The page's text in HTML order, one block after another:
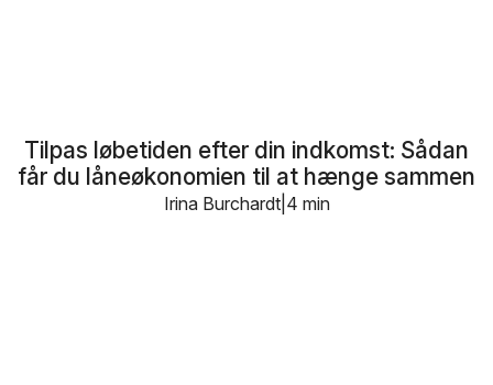
Tilpas løbetiden efter din indkomst: Sådan
får du låneøkonomien til at hænge sammen
4 min
Irina Burchardt